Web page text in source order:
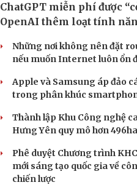
ChatGPT miễn phí được
OpenAI thêm loạt tính
Những nơi không nên đặt
nếu muốn Internet luôn ổn
Apple và Samsung áp đảo
trong phân khúc
Thành lập Khu Công nghệ
Hưng Yên quy mô hơn 496ha
Phê duyệt Chương trình
mới sáng tạo quốc gia về
chiến lược